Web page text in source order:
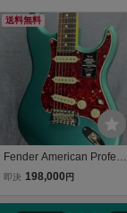
送料無料
Fender American Professi
onal Classic Stratocaster
Metallic フェンダー スト
即決 198,000 円